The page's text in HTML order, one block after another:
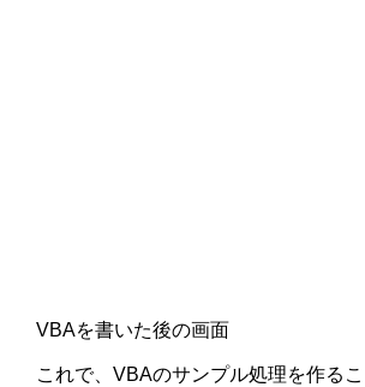
VBAを書いた後の画面
これで、VBAのサンプル処理を作る